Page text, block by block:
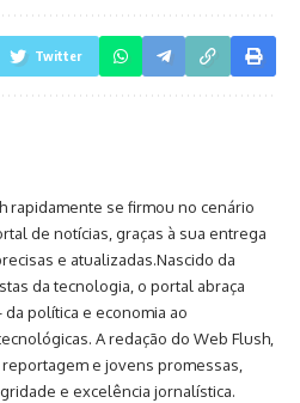
Twitter
rapidamente se firmou no cenário
de notícias, graças à sua entrega
e atualizadas.Nascido da
da tecnologia, o portal abraça
política e economia ao
A redação do Web Flush,
e jovens promessas,
e excelência jornalística.